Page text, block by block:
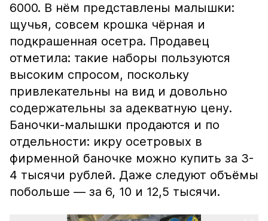
6000. В нём представлены малышки:
щучья, совсем крошка чёрная и
подкрашенная осетра. Продавец
отметила: такие наборы пользуются
высоким спросом, поскольку
привлекательны на вид и довольно
содержательны за адекватную цену.
Баночки-малышки продаются и по
отдельности: икру осетровых в
фирменной баночке можно купить за 3-
4 тысячи рублей. Даже следуют объёмы
побольше — за 6, 10 и 12,5 тысячи.